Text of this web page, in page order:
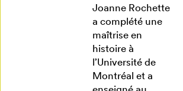
Joanne Rochette
a complété une
maîtrise en
histoire à
l’Université de
Montréal et a